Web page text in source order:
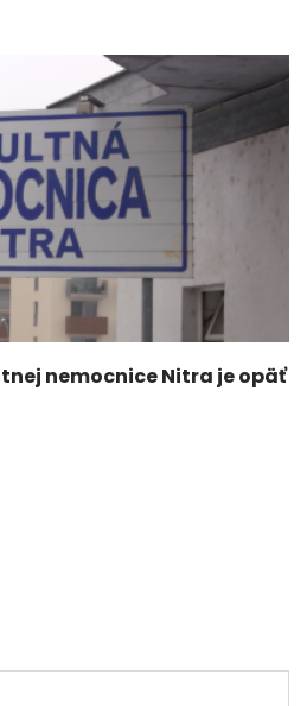
nemocnice Nitra je opäť